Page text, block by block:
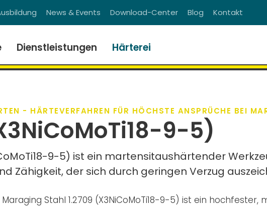
News & Events Download-Center Blog Kontakt
Dienstleistungen Härterei
- HÄRTEVERFAHREN FÜR HÖCHSTE ANSPRÜCHE BEI
9-5)
9-5) ist ein martensitaushärtender
Zähigkeit, der sich durch geringen Verzug
Stahl 1.2709 (X3NiCoMoTi18-9-5) ist ein